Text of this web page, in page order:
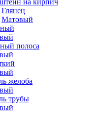
на кирпич
Глянец
Матовый
полоса
желоба
трубы